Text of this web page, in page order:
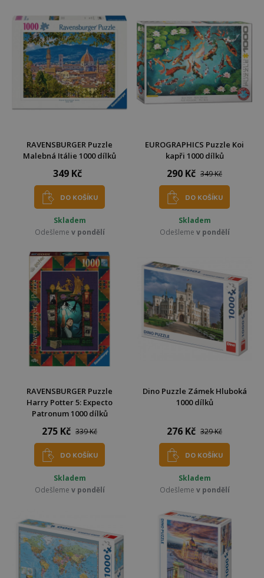
RAVENSBURGER Puzzle
Malebná Itálie 1000 dílků
349 Kč
DO KOŠÍKU
Skladem
Odešleme v pondělí
EUROGRAPHICS Puzzle Koi
kapři 1000 dílků
290 Kč 349 Kč
DO KOŠÍKU
Skladem
Odešleme v pondělí
RAVENSBURGER Puzzle
Harry Potter 5: Expecto
Patronum 1000 dílků
275 Kč 339 Kč
DO KOŠÍKU
Skladem
Odešleme v pondělí
Dino Puzzle Zámek Hluboká
1000 dílků
276 Kč 329 Kč
DO KOŠÍKU
Skladem
Odešleme v pondělí